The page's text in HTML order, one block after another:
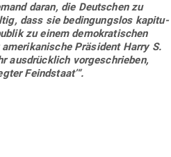
daran, die Deut­schen zu
dass sie bedin­gungslos kapi­tu­
zu einem demo­kra­ti­schen
Prä­sident Harry S.
aus­drücklich vor­ge­schrieben,
Feindstaat’“.